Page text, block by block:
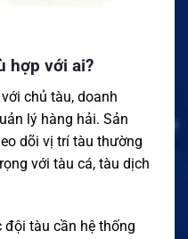
hợp với ai?
chủ tàu, doanh
lý hàng hải. Sản
dõi vị trí tàu thường
với tàu cá, tàu dịch
tàu cần hệ thống